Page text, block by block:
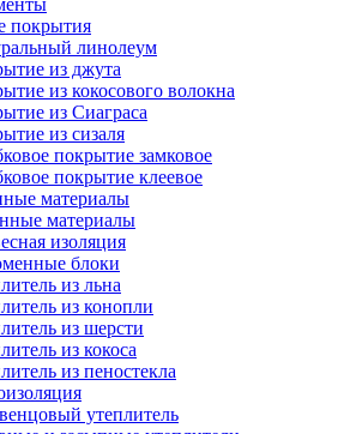
покрытия
линолеум
из джута
из кокосового волокна
из Сиаграса
из сизаля
покрытие замковое
покрытие клеевое
материалы
материалы
изоляция
блоки
из льна
из конопли
из шерсти
из кокоса
из пеностекла
утеплитель